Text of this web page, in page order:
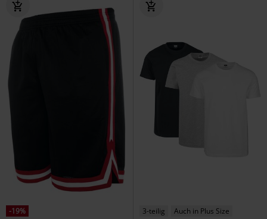
-19%
3-teilig Auch in Plus Size